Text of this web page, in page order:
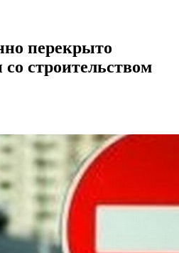
перекрыто
строительством